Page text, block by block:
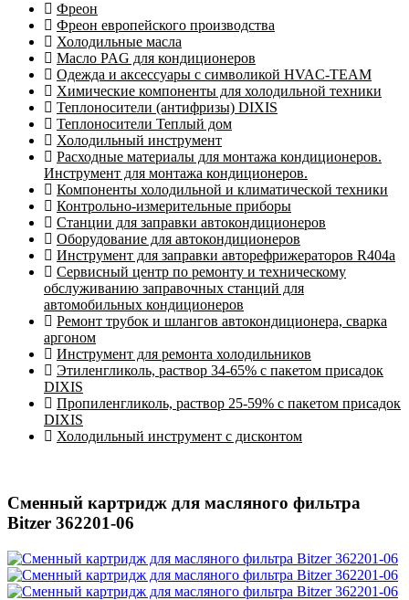
Фреон
Фреон европейского производства
Холодильные масла
Масло PAG для кондиционеров
Одежда и аксессуары с символикой HVAC-TEAM
Химические компоненты для холодильной техники
Теплоносители (антифризы) DIXIS
Теплоносители Теплый дом
Холодильный инструмент
Расходные материалы для монтажа кондиционеров.
Инструмент для монтажа кондиционеров.
Компоненты холодильной и климатической техники
Контрольно-измерительные приборы
Станции для заправки автокондиционеров
Оборудование для автокондиционеров
Инструмент для заправки авторефрижераторов R404a
Сервисный центр по ремонту и техническому
обслуживанию заправочных станций для
автомобильных кондиционеров
Ремонт трубок и шлангов автокондиционера, сварка
аргоном
Инструмент для ремонта холодильников
Этиленгликоль, раствор 34-65% с пакетом присадок
DIXIS
Пропиленгликоль, раствор 25-59% с пакетом присадок
DIXIS
Холодильный инструмент с дисконтом
Сменный картридж для масляного фильтра
Bitzer 362201-06